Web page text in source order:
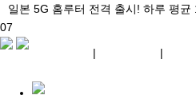
일본 5G 홈루터 전격 출시! 하루 평균
07
\아이비디오 eSIM🇯🇵/ 일본 3대 현지
2026-08-07
일본 5G 홈루터 전격 출시! 하루 평균
07
| |